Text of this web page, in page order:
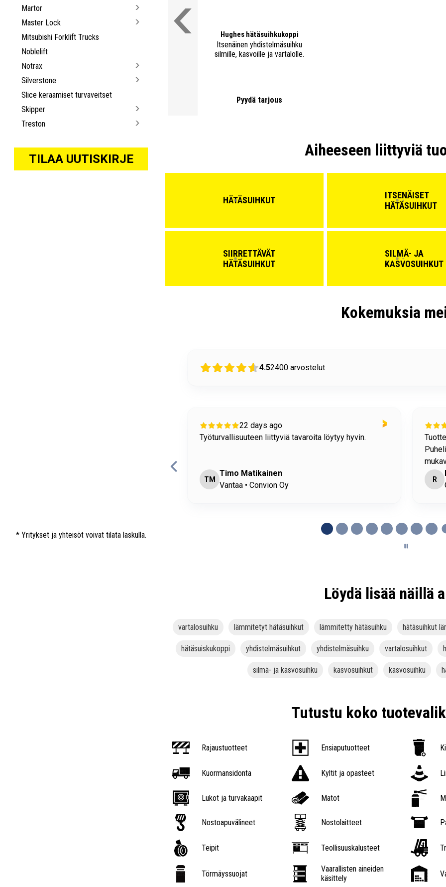
Martor
Master Lock
Mitsubishi Forklift Trucks
Noblelift
Notrax
Silverstone
Slice keraamiset turvaveitset
Skipper
Treston
TILAA UUTISKIRJE
* Yritykset ja yhteisöt voivat tilata laskulla.
Hughes hätäsuihkukoppi
Itsenäinen yhdistelmäsuihku
silmille, kasvoille ja vartalolle.
Pyydä tarjous
Aiheeseen liittyviä
HÄTÄSUIHKUT
ITSENÄISET
HÄTÄSUIHKUT
SIIRRETTÄVÄT
HÄTÄSUIHKUT
SILMÄ- JA
KASVOSUIHKUT
Kokemuksia
4.52400 arvostelut
23 days ago
Tuotteen tiedot löytyivät helposti sivuiltanne.
R
Riku
Orivesi • Ysitien Auto Oy
H
Löydä lisää näillä
vartalosuihku lämmitetyt hätäsuihkut lämmitetty hätäsuihku hätäsuihkut
hätäsuiskukoppi yhdistelmäsuihkut yhdistelmäsuihku vartalosuihkut
silmä- ja kasvosuihku kasvosuihkut kasvosuihku
Tutustu koko
Rajaustuotteet Ensiaputuotteet
Kuormansidonta Kyltit ja opasteet
Lukot ja turvakaapit Matot
Nostoapuvälineet Nostolaitteet
Teipit Teollisuuskalusteet
Törmäyssuojat
Vaarallisten aineiden
käsittely